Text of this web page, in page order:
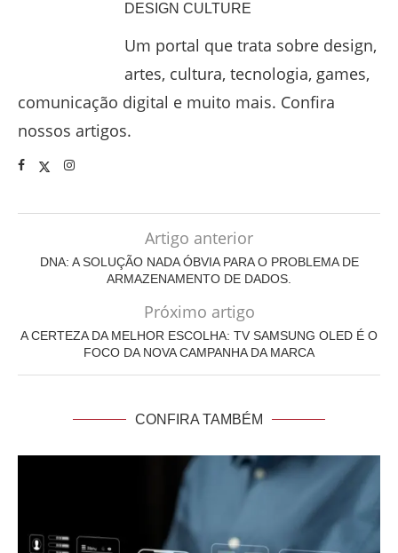
DESIGN CULTURE
Um portal que trata sobre design,
artes, cultura, tecnologia, games,
comunicação digital e muito mais. Confira
nossos artigos.
Artigo anterior
DNA: A SOLUÇÃO NADA ÓBVIA PARA O PROBLEMA DE
ARMAZENAMENTO DE DADOS.
Próximo artigo
A CERTEZA DA MELHOR ESCOLHA: TV SAMSUNG OLED É O
FOCO DA NOVA CAMPANHA DA MARCA
CONFIRA TAMBÉM